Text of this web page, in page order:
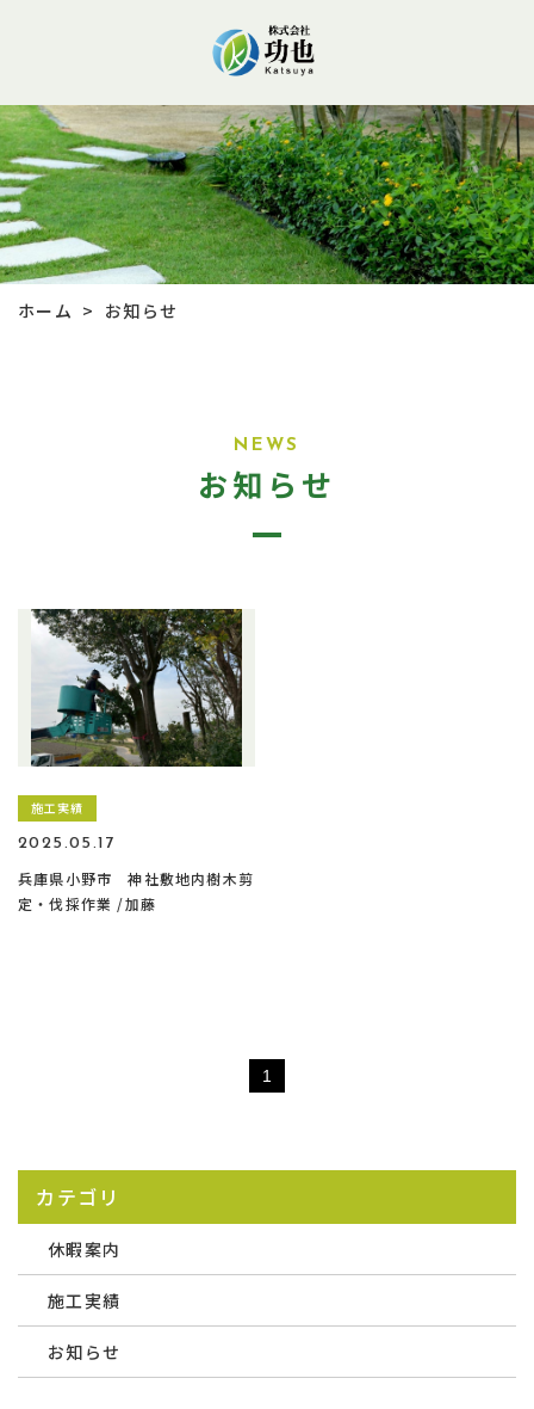
ホーム > お知らせ
NEWS
お知らせ
施工実績
2025.05.17
兵庫県小野市 神社敷地内樹木剪
定・伐採作業 /加藤
1
カテゴリ
休暇案内
施工実績
お知らせ